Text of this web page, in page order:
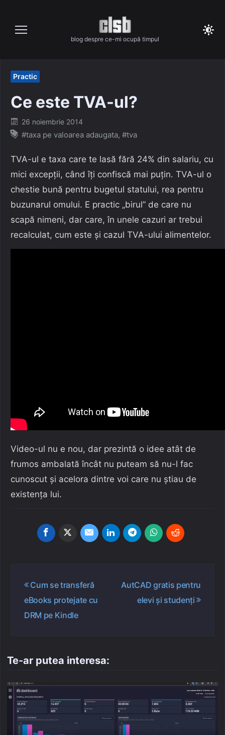
content
blog despre ce-mi ocupă timpul
Practic
Ce este TVA-ul?
Posted
on
26 noiembrie 2014
#taxa pe valoarea adaugata, #tva
TVA-ul e taxa care te lasă fără 24% din salariu, cu
mici excepții, când îți confiscă mai puțin. TVA-ul o
chestie bună pentru bugetul statului, rea pentru
buzunarul omului. E practic „birul” de care nu
scapă nimeni, dar care, în unele cazuri ar trebui
recalculat, cum este și cazul TVA-ului alimentelor.
Video-ul nu e nou, dar prezintă o idee atât de
frumos ambalată încât nu puteam să nu-l fac
cunoscut și acelora dintre voi care nu știau de
existența lui.
Navigare
articole
Cum se transferă
eBooks protejate cu
DRM pe Kindle
AutCAD gratis pentru
elevi și studenți
Te-ar putea interesa: